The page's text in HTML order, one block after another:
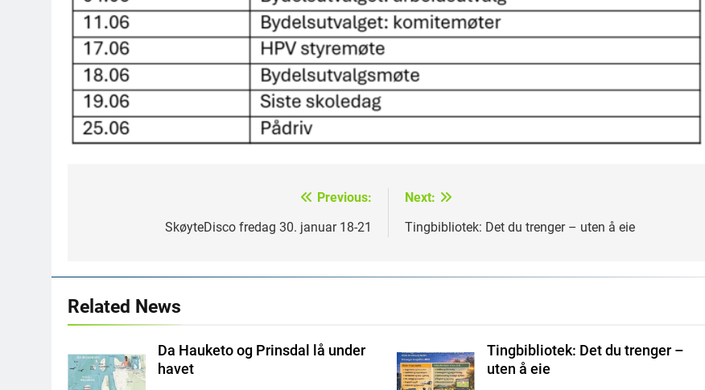
Previous:
SkøyteDisco fredag 30. januar 18-21
Next:
Tingbibliotek: Det du trenger – uten å eie
Related News
Da Hauketo og Prinsdal lå under
havet
Tingbibliotek: Det du trenger –
uten å eie